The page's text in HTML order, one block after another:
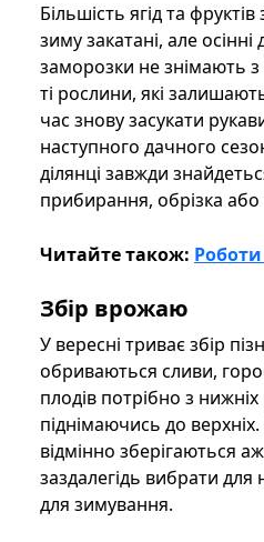
Більшість ягід та
зиму закатані, але
заморозки не знімають з
ті рослини, які
час знову засукати
наступного дачного
ділянці завжди
прибирання, обрізка або
Читайте також: Роботи
Збір врожаю
У вересні триває збір
обриваються сливи,
плодів потрібно з нижніх
піднімаючись до верхніх.
відмінно зберігаються
заздалегідь вибрати для
для зимування.